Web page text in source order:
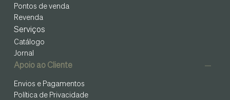
Pontos de venda
Revenda
Serviços
Catálogo
Jornal
Apoio ao Cliente
Envios e Pagamentos
Política de Privacidade